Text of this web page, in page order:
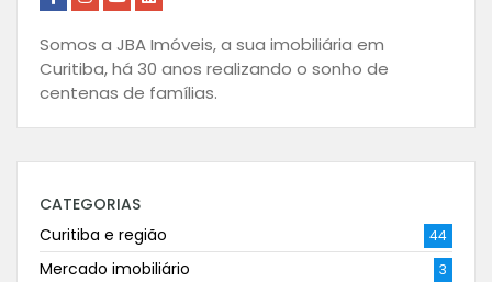
Somos a JBA Imóveis, a sua imobiliária em
Curitiba, há 30 anos realizando o sonho de
centenas de famílias.
CATEGORIAS
Curitiba e região
44
Mercado imobiliário 3